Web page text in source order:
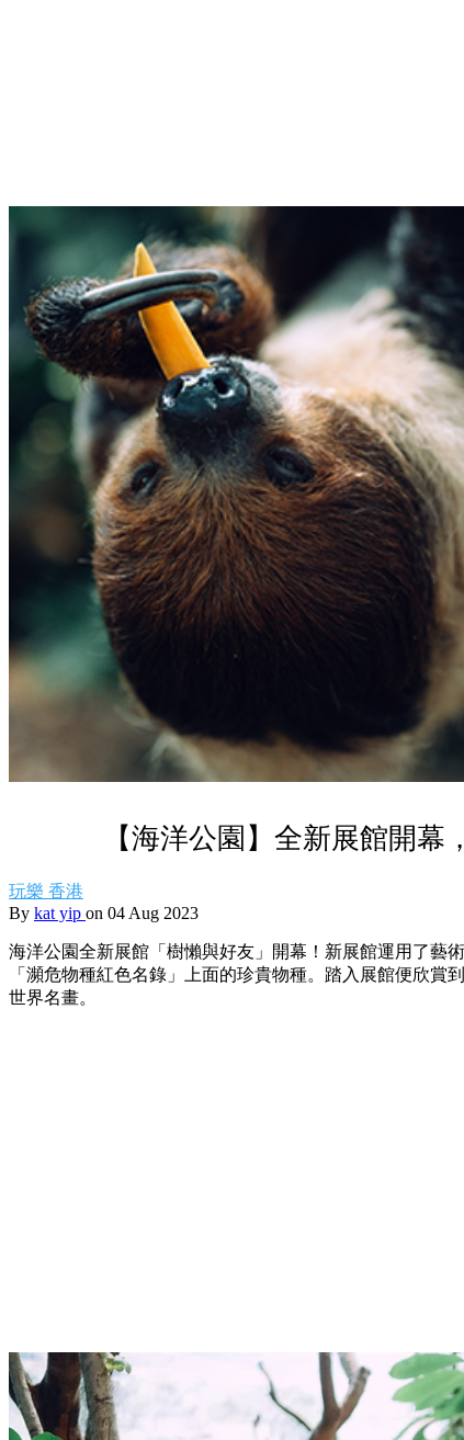
【海洋公園】全新展館開幕
玩樂 香港
By kat yip on 04 Aug 2023
海洋公園全新展館「樹懶與好友」開幕！新展館運用了藝
「瀕危物種紅色名錄」上面的珍貴物種。踏入展館便欣賞
世界名畫。